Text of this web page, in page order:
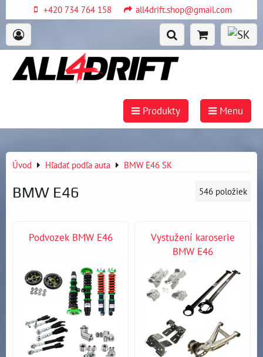
+420 734 764 158 all4drift.shop@gmail.com
Produkty Menu
Úvod Hľadať podľa auta BMW E46 SK
BMW E46 546 položiek
Podvozek BMW E46
Vystužení karoserie
BMW E46